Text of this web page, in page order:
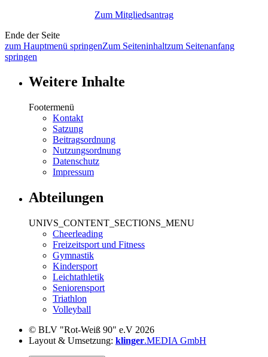
Zum Mitgliedsantrag
Ende der Seite
zum Hauptmenü springenZum Seiteninhaltzum Seitenanfang
springen
Weitere Inhalte
Footermenü
Kontakt
Satzung
Beitragsordnung
Nutzungsordnung
Datenschutz
Impressum
Abteilungen
UNIVS_CONTENT_SECTIONS_MENU
Cheerleading
Freizeitsport und Fitness
Gymnastik
Kindersport
Leichtathletik
Seniorensport
Triathlon
Volleyball
© BLV "Rot-Weiß 90" e.V 2026
Layout & Umsetzung: klinger.MEDIA GmbH